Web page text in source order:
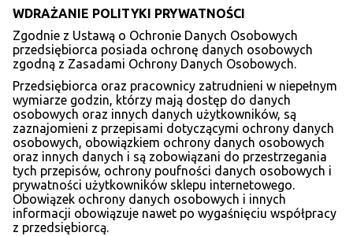
WDRAŻANIE POLITYKI PRYWATNOŚCI
Zgodnie z Ustawą o Ochronie Danych Osobowych
przedsiębiorca posiada ochronę danych osobowych
zgodną z Zasadami Ochrony Danych Osobowych.
Przedsiębiorca oraz pracownicy zatrudnieni w niepełnym
wymiarze godzin, którzy mają dostęp do danych
osobowych oraz innych danych użytkowników, są
zaznajomieni z przepisami dotyczącymi ochrony danych
osobowych, obowiązkiem ochrony danych osobowych
oraz innych danych i są zobowiązani do przestrzegania
tych przepisów, ochrony poufności danych osobowych i
prywatności użytkowników sklepu internetowego.
Obowiązek ochrony danych osobowych i innych
informacji obowiązuje nawet po wygaśnięciu współpracy
z przedsiębiorcą.